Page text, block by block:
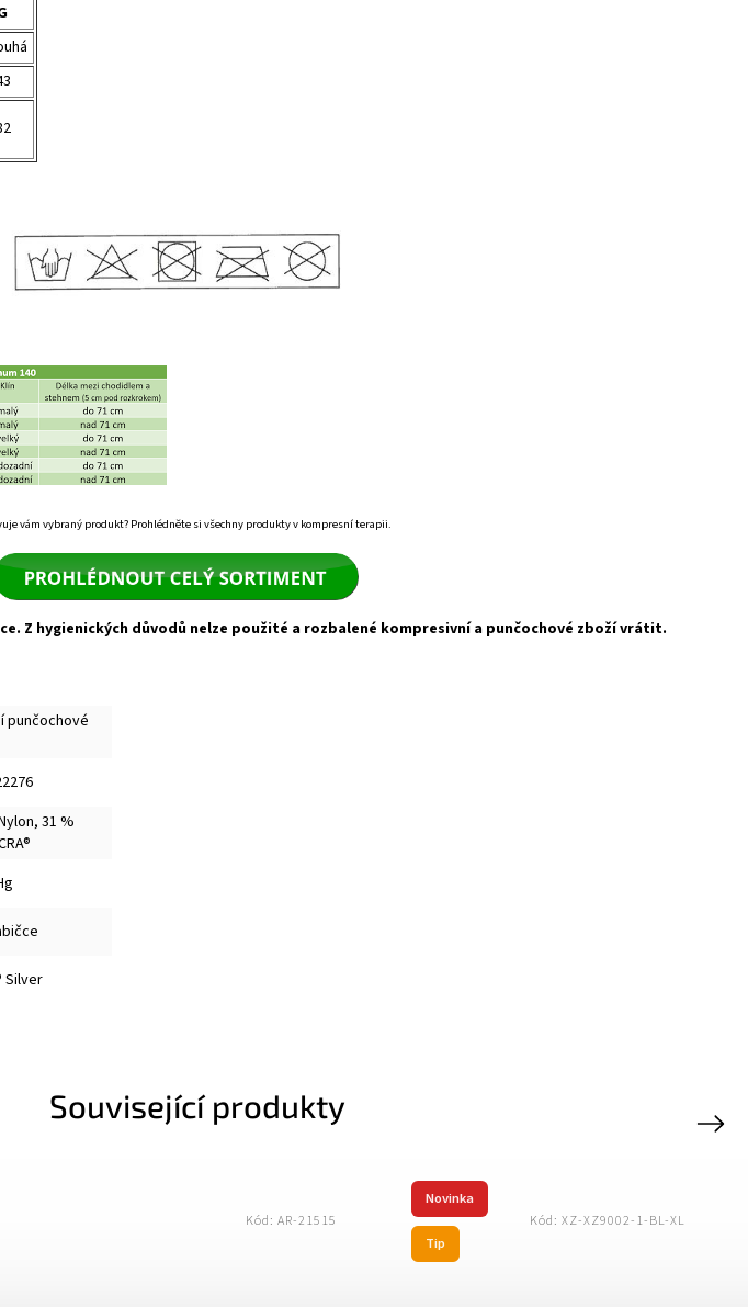
vám vybraný produkt? Prohlédněte sivšechny produkty v kompresní terapii.
Z hygienických důvodů nelze použité a rozbalené kompresivní a punčochové zboží vrátit.
punčochové
31 %
Silver
Související produkty
Kód: AR-12799
Novinka
Tip
Kód: XZ-XZ9003-1-BL-XL
Next